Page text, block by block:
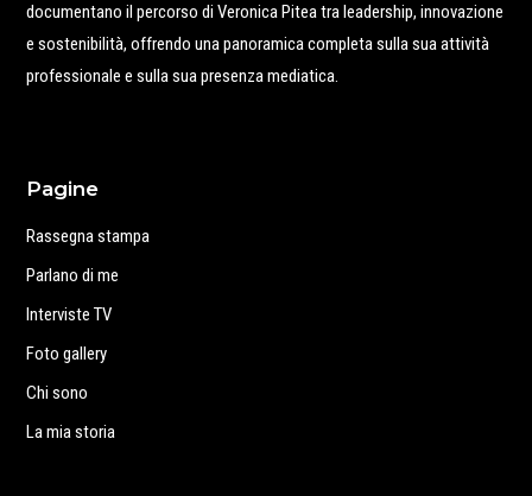
documentano il percorso di Veronica Pitea tra leadership, innovazione
e sostenibilità, offrendo una panoramica completa sulla sua attività
professionale e sulla sua presenza mediatica.
Pagine
Rassegna stampa
Parlano di me
Interviste TV
Foto gallery
Chi sono
La mia storia